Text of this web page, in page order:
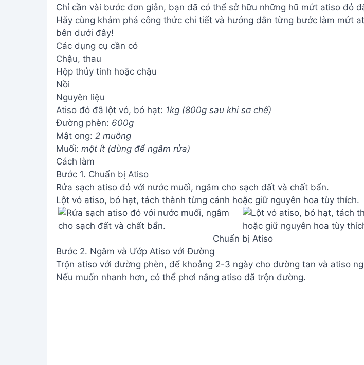
Chỉ cần vài bước đơn giản, bạn đã có thể sở hữu những hũ mứt atiso đỏ
Hãy cùng khám phá công thức chi tiết và hướng dẫn từng bước làm mứt
bên dưới đây!
Các dụng cụ cần có
Chậu, thau
Hộp thủy tinh hoặc chậu
Nồi
Nguyên liệu
Atiso đỏ đã lột vỏ, bỏ hạt: 1kg (800g sau khi sơ chế)
Đường phèn: 600g
Mật ong: 2 muỗng
Muối: một ít (dùng để ngâm rửa)
Cách làm
Bước 1. Chuẩn bị Atiso
Rửa sạch atiso đỏ với nước muối, ngâm cho sạch đất và chất bẩn.
Lột vỏ atiso, bỏ hạt, tách thành từng cánh hoặc giữ nguyên hoa tùy thích.
Chuẩn bị Atiso
Bước 2. Ngâm và Ướp Atiso với Đường
Trộn atiso với đường phèn, để khoảng 2-3 ngày cho đường tan và atiso
Nếu muốn nhanh hơn, có thể phơi nắng atiso đã trộn đường.